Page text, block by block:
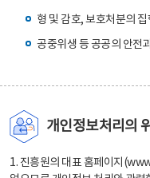
형 및 감호, 보호처분의
공중위생 등 공공의 안전
개인정보처리의
1. 진흥원의 대표 홈페이지